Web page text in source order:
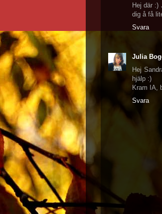
Hej där :)
dig å få
Svara
Julia
Hej
hjälp :)
Kram IA,
Svara